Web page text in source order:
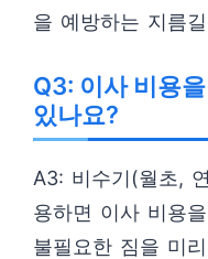
을 예방하는 지름
Q3: 이사 비용
있나요?
A3: 비수기(월초,
용하면 이사 비용
불필요한 짐을 미